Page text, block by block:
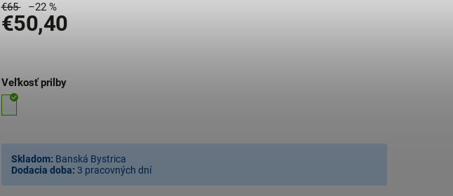
€65 –22 %
€50,40
Veľkosť prilby
Skladom: Banská Bystrica
Dodacia doba: 3 pracovných dní